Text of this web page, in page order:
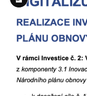
Long
Description